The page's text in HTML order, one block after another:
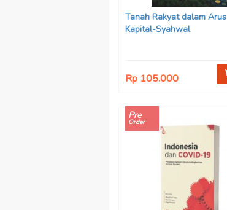
Tanah Rakyat dalam Arus
Kapital-Syahwal
Rp 105.000
Pre
Order